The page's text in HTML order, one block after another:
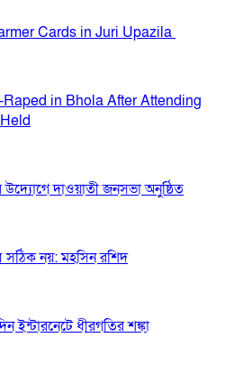
Cards in Juri Upazila
in Bhola After Attending
উদ্যোগে দাওয়াতী জনসভা অনুষ্ঠিত
নয়: মহসিন রশিদ
ইন্টারনেটে ধীরগতির শঙ্কা